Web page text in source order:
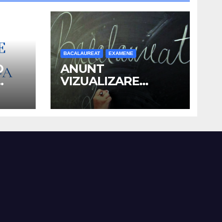
BACALAUREAT EXAMENE
ANUNT
VIZUALIZARE
LUCRARI SI
DEPUNERE
BACALAUREAT 2026